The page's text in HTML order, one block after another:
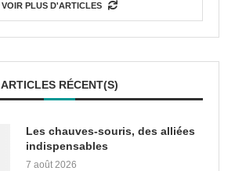
VOIR PLUS D'ARTICLES
ARTICLES RÉCENT(S)
Les chauves-souris, des alliées
indispensables
7 août 2026